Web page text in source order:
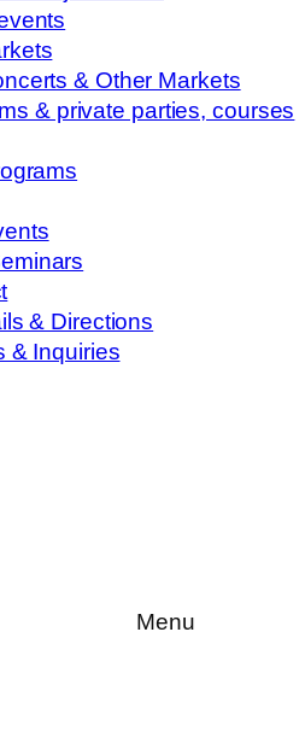
& Other Markets
& private parties, courses
& Directions
& Inquiries
Menu